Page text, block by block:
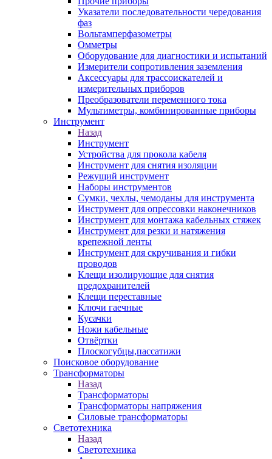
Указатели последовательности чередования
фаз
Вольтамперфазометры
Омметры
Оборудование для диагностики и испытаний
Измерители сопротивления заземления
Аксессуары для трассоискателей и
измерительных приборов
Преобразователи переменного тока
Мультиметры, комбинированные приборы
Инструмент
Назад
Инструмент
Устройства для прокола кабеля
Инструмент для снятия изоляции
Режущий инструмент
Наборы инструментов
Сумки, чехлы, чемоданы для инструмента
Инструмент для опрессовки наконечников
Инструмент для монтажа кабельных стяжек
Инструмент для резки и натяжения
крепежной ленты
Инструмент для скручивания и гибки
проводов
Клещи изолирующие для снятия
предохранителей
Клещи переставные
Ключи гаечные
Кусачки
Ножи кабельные
Отвёртки
Плоскогубцы,пассатижи
Поисковое оборудование
Трансформаторы
Назад
Трансформаторы
Трансформаторы напряжения
Силовые трансформаторы
Светотехника
Назад
Светотехника